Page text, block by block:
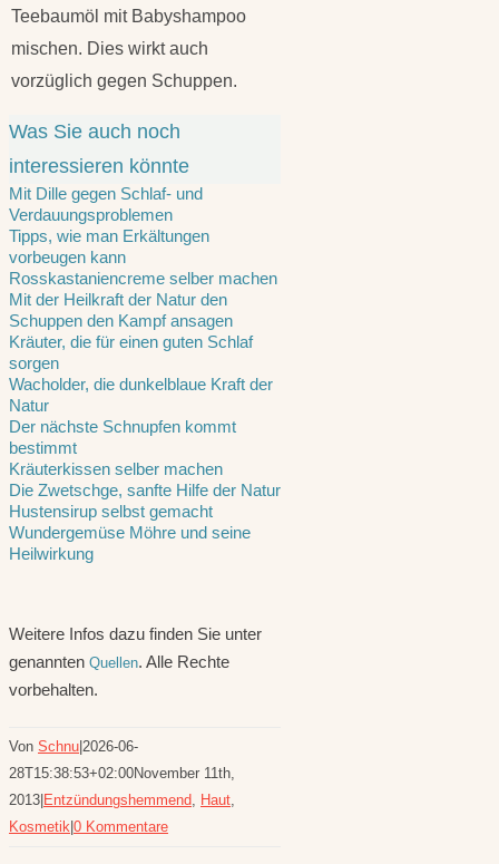
Teebaumöl mit Babyshampoo
mischen. Dies wirkt auch
vorzüglich gegen Schuppen.
Was Sie auch noch
interessieren könnte
Mit Dille gegen Schlaf- und
Verdauungsproblemen
Tipps, wie man Erkältungen
vorbeugen kann
Rosskastaniencreme selber machen
Mit der Heilkraft der Natur den
Schuppen den Kampf ansagen
Kräuter, die für einen guten Schlaf
sorgen
Wacholder, die dunkelblaue Kraft der
Natur
Der nächste Schnupfen kommt
bestimmt
Kräuterkissen selber machen
Die Zwetschge, sanfte Hilfe der Natur
Hustensirup selbst gemacht
Wundergemüse Möhre und seine
Heilwirkung
Weitere Infos dazu finden Sie unter
genannten Quellen. Alle Rechte
vorbehalten.
Von Schnu|2026-06-
28T15:38:53+02:00November 11th,
2013|Entzündungshemmend Haut
Kosmetik|0 Kommentare